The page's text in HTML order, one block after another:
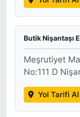
Butik Nişantaşı
Meşrutiyet
No:111 D
Yol Tarifi Al
FUAR
FESTİVAL
FESTİVAL
KONGRE